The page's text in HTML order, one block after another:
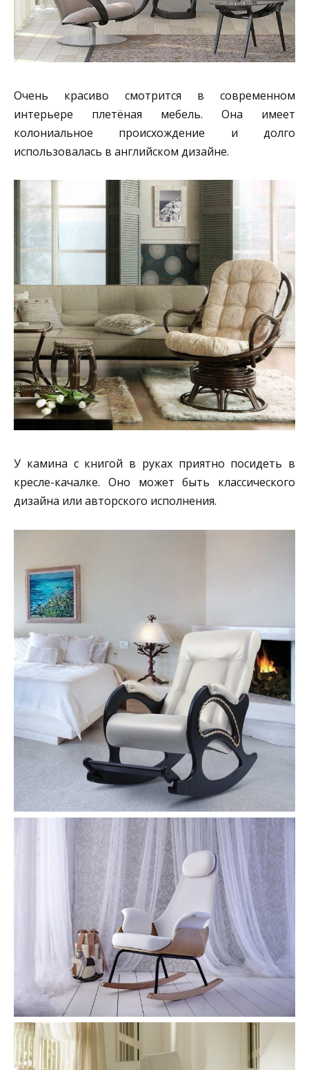
Очень красиво смотрится в современном
интерьере плетёная мебель. Она имеет
колониальное происхождение и долго
использовалась в английском дизайне.
У камина с книгой в руках приятно посидеть в
кресле-качалке. Оно может быть классического
дизайна или авторского исполнения.